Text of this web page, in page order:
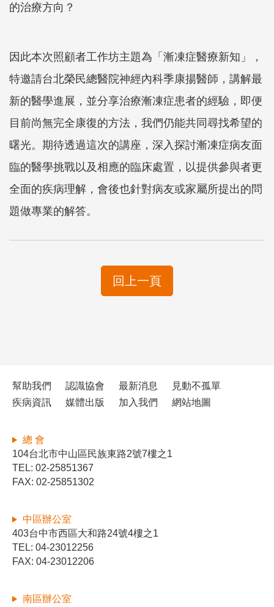
的治療方向？
因此本次照顧者工作坊主題為「漸凍症醫療新知」，
特邀請台北榮民總醫院神經內科季康揚醫師，講解最
新的醫學進展，並分享治療漸凍症患者的經驗，即便
目前尚無完全康復的方法，我們仍能共同尋找希望的
曙光。期待透過這次的講座，深入探討漸凍症病友面
臨的醫學挑戰以及相應的臨床處置，以提供參與者更
全面的疾病理解，會後也針對病友或家屬所提出的問
題做專業的解答。
回上一頁
幫助我們 認識協會 最新消息
見動不孤單
疾病資訊
媒體出版 加入我們 網站地圖
總 會
104台北市中山區民族東路2號7樓之1
TEL: 02-25851367
FAX: 02-25851302
中區辦公室
403台中市西區大和路24號4樓之1
TEL: 04-23012256
FAX: 04-23012206
南區辦公室